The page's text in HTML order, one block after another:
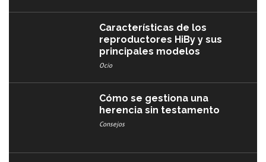
Características de los
reproductores HiBy y sus
principales modelos
Ocio
Cómo se gestiona una
herencia sin testamento
Consejos